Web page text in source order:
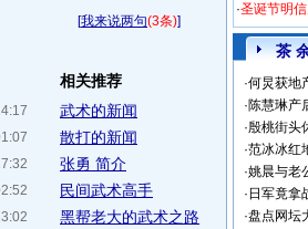
[我来说两句(3条)]
相关推荐
武术的新闻
散打的新闻
张勇 简介
民间武术高手
黑帮老大的武术之路
·圣诞节明
茶
·何炅获地
·陈慧琳产
·殷桃街头
·范冰冰红
·姚晨与老
· 日军竟拿
·盘点网坛